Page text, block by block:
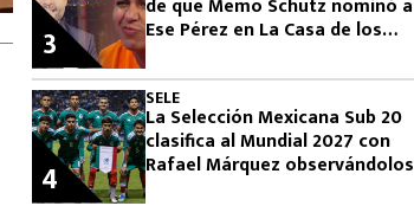
de que Memo Schutz nominó a
Ese Pérez en La Casa de los
3
SELE
La Selección Mexicana Sub 20
clasifica al Mundial 2027 con
Rafael Márquez observándolos
4